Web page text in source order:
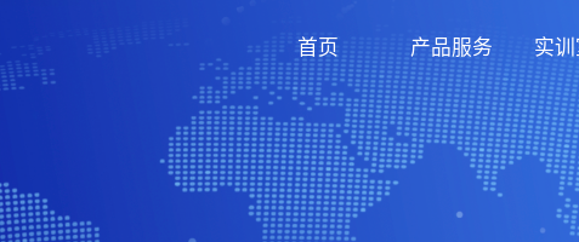
首页 产品服务 实